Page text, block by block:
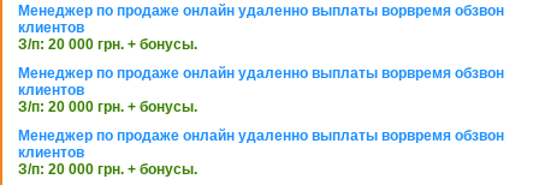
Менеджер по продаже онлайн удаленно выплаты ворвремя обзвон
клиентов
З/п: 20 000 грн. + бонусы.
Менеджер по продаже онлайн удаленно выплаты ворвремя обзвон
клиентов
З/п: 20 000 грн. + бонусы.
Менеджер по продаже онлайн удаленно выплаты ворвремя обзвон
клиентов
З/п: 20 000 грн. + бонусы.